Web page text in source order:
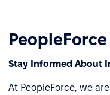
Stay Informed About
At PeopleForce, we